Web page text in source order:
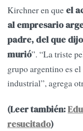
Kirchner en que el
al empresario
padre, del que
murió”. “La triste
grupo argentino es
industrial”, agrega
(Leer también:
resucitado)